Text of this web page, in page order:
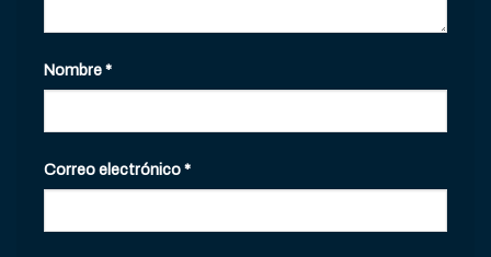
Nombre*
Correo electrónico*